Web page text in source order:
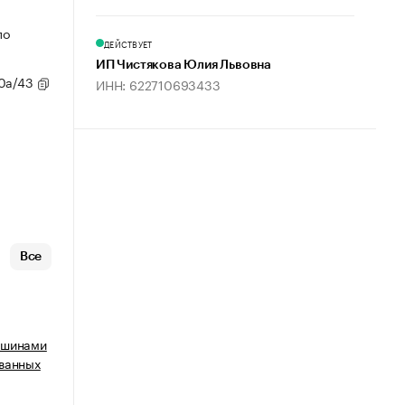
43
Все
ДЕЙСТВУЕТ
ИП Чистякова Юлия Львовна
ИНН: 622710693433